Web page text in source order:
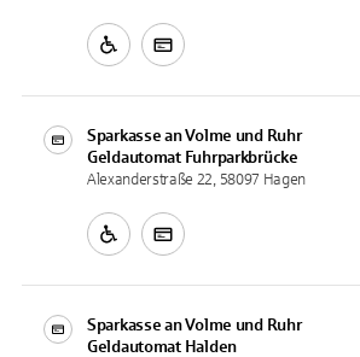
Sparkasse an Volme und Ruhr
Geldautomat Fuhrparkbrücke
Alexanderstraße 22, 58097 Hagen
Sparkasse an Volme und Ruhr
Geldautomat Halden